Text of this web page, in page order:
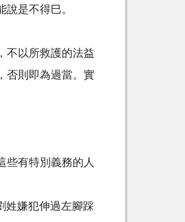
是不得巳。
不以所救護的法益
否則即為過當。實
些有特別義務的人
姓嫌犯伸過左腳踩